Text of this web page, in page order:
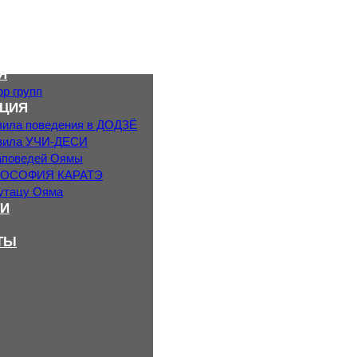
групп
поведения в ДОДЗЁ
УЧИ-ДЕСИ
Оямы
КАРАТЭ
Ояма